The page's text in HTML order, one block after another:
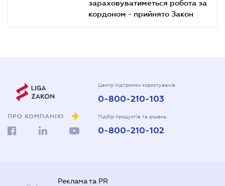
зараховуватиметься робота за
кордоном - прийнято Закон
ПРО КОМПАНІЮ
Центр підтримки користувачів
0-800-210-103
Підбір продуктів та рішень
0-800-210-102
Реклама та PR